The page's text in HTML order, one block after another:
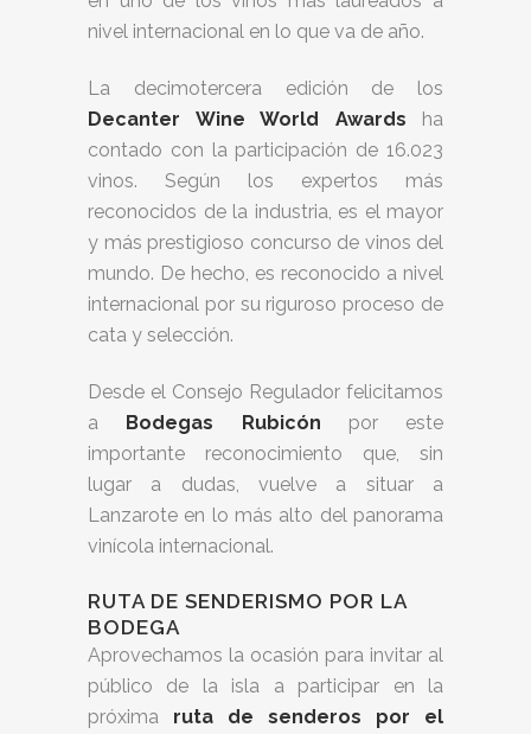
nivel internacional en lo que va de año.
La decimotercera edición de los
Decanter Wine World Awards ha
contado con la participación de 16.023
vinos. Según los expertos más
reconocidos de la industria, es el mayor
y más prestigioso concurso de vinos del
mundo. De hecho, es reconocido a nivel
internacional por su riguroso proceso de
cata y selección.
Desde el Consejo Regulador felicitamos
a Bodegas Rubicón por este
importante reconocimiento que, sin
lugar a dudas, vuelve a situar a
Lanzarote en lo más alto del panorama
vinícola internacional.
RUTA DE SENDERISMO POR LA
BODEGA
Aprovechamos la ocasión para invitar al
público de la isla a participar en la
próxima ruta de senderos por el